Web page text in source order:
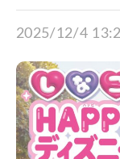
2025/12/4